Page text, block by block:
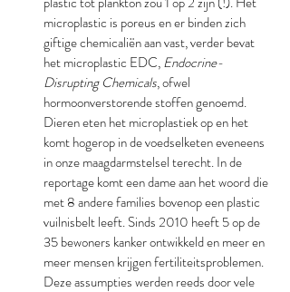
microplastic is poreus en er binden zich
giftige chemicaliën aan vast, verder bevat
het microplastic EDC, Endocrine-
Disrupting Chemicals, ofwel
hormoonverstorende stoffen genoemd.
Dieren eten het microplastiek op en het
komt hogerop in de voedselketen eveneens
in onze maagdarmstelsel terecht. In de
reportage komt een dame aan het woord die
met 8 andere families bovenop een plastic
vuilnisbelt leeft. Sinds 2010 heeft 5 op de
35 bewoners kanker ontwikkeld en meer en
meer mensen krijgen fertiliteitsproblemen.
Deze assumpties werden reeds door vele